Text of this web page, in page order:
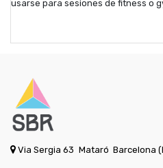
usarse para sesiones de fitness o
Via Sergia 63 Mataró Barcelona